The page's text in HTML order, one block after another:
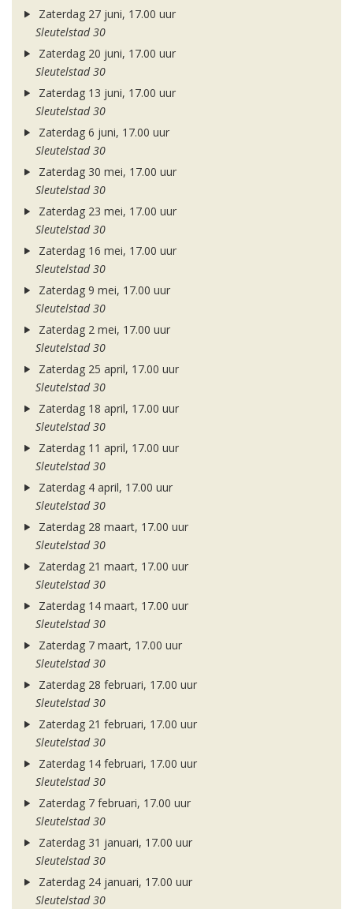
Zaterdag 27 juni, 17.00 uur
Sleutelstad 30
Zaterdag 20 juni, 17.00 uur
Sleutelstad 30
Zaterdag 13 juni, 17.00 uur
Sleutelstad 30
Zaterdag 6 juni, 17.00 uur
Sleutelstad 30
Zaterdag 30 mei, 17.00 uur
Sleutelstad 30
Zaterdag 23 mei, 17.00 uur
Sleutelstad 30
Zaterdag 16 mei, 17.00 uur
Sleutelstad 30
Zaterdag 9 mei, 17.00 uur
Sleutelstad 30
Zaterdag 2 mei, 17.00 uur
Sleutelstad 30
Zaterdag 25 april, 17.00 uur
Sleutelstad 30
Zaterdag 18 april, 17.00 uur
Sleutelstad 30
Zaterdag 11 april, 17.00 uur
Sleutelstad 30
Zaterdag 4 april, 17.00 uur
Sleutelstad 30
Zaterdag 28 maart, 17.00 uur
Sleutelstad 30
Zaterdag 21 maart, 17.00 uur
Sleutelstad 30
Zaterdag 14 maart, 17.00 uur
Sleutelstad 30
Zaterdag 7 maart, 17.00 uur
Sleutelstad 30
Zaterdag 28 februari, 17.00 uur
Sleutelstad 30
Zaterdag 21 februari, 17.00 uur
Sleutelstad 30
Zaterdag 14 februari, 17.00 uur
Sleutelstad 30
Zaterdag 7 februari, 17.00 uur
Sleutelstad 30
Zaterdag 31 januari, 17.00 uur
Sleutelstad 30
Zaterdag 24 januari, 17.00 uur
Sleutelstad 30